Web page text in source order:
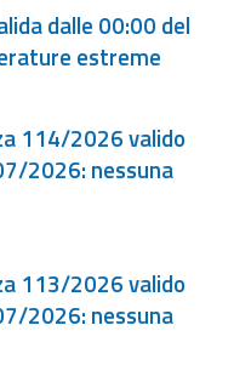
dalle 00:00 del
estreme
114/2026 valido
2026: nessuna
113/2026 valido
2026: nessuna